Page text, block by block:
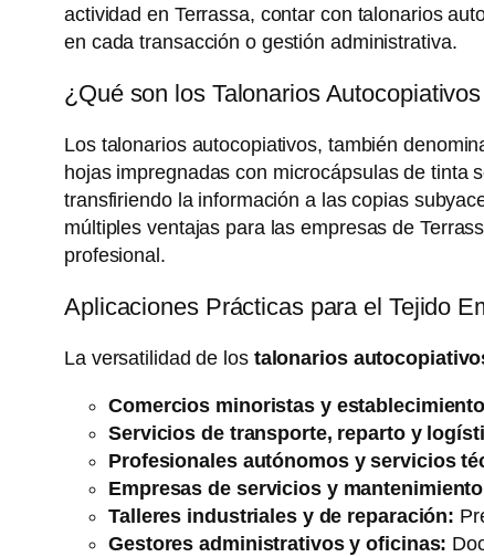
actividad en Terrassa, contar con talonarios
en cada transacción o gestión administrativa.
¿Qué son los Talonarios
Los talonarios autocopiativos, también
hojas impregnadas con microcápsulas de tinta
transfiriendo la información a las copias
múltiples ventajas para las empresas de
profesional.
Aplicaciones Prácticas para el Tejido
La versatilidad de los talonarios
Comercios minoristas y
Servicios de transporte, reparto y
Profesionales autónomos y servicios
Empresas de servicios y
Talleres industriales y de reparación:
Gestores administrativos y oficinas: